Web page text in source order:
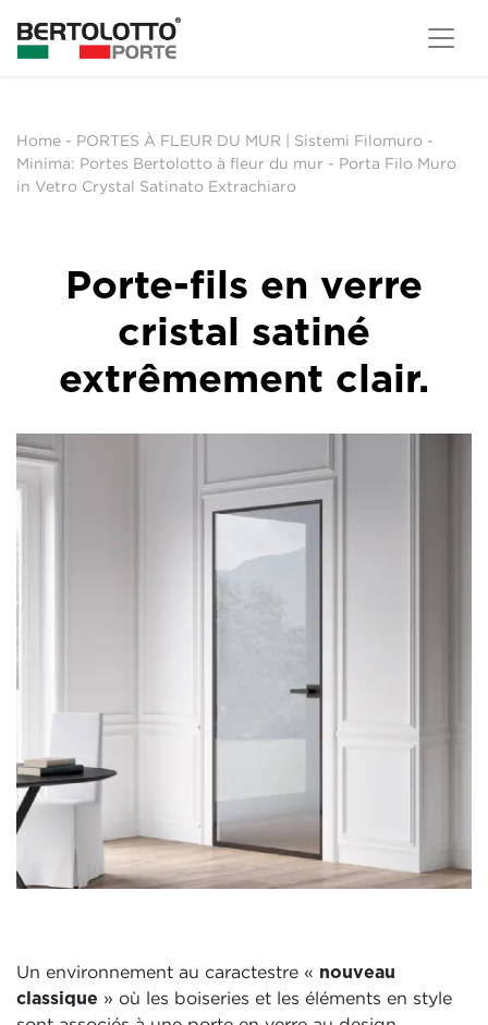
Home - PORTES À FLEUR DU MUR | Sistemi Filomuro -
Minima: Portes Bertolotto à fleur du mur - Porta Filo Muro
in Vetro Crystal Satinato Extrachiaro
Porte-fils en verre
cristal satiné
extrêmement clair.
Un environnement au caractestre « nouveau
classique » où les boiseries et les éléments en style